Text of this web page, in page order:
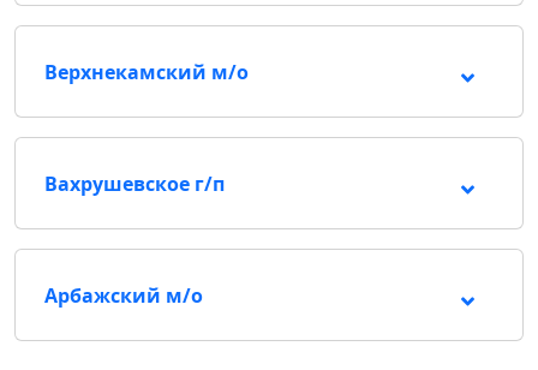
Верхнекамский м/о
Вахрушевское г/п
Арбажский м/о